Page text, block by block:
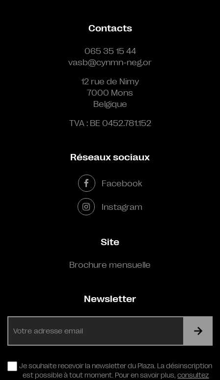
Contacts
065 35 15 44
vasb@cynmn-neg.or
12 rue de Nimy
7000 Mons
Belgique
TVA : BE 0452.781.152
Réseaux sociaux
Facebook
Instagram
Site
Brochure mensuelle
Newsletter
RGPD
Je souhaite recevoir la newsletter du Plaza. La désinscription
est possible à tout moment. Pour en savoir plus,consultez